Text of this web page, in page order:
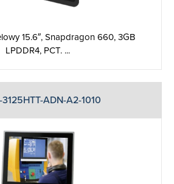
15.6″, Snapdragon 660, 3GB
LPDDR4, PCT. ...
ADN-A2-1010